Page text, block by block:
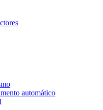
automático